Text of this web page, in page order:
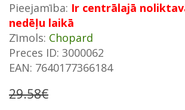
Pieejamība: Ir centrālajā
nedēļu laikā
Zīmols: Chopard
Preces ID: 3000062
EAN: 7640177366184
29.58€